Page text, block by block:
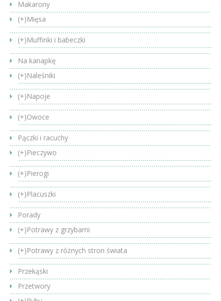
Makarony
(+)Mięsa
(+)Muffinki i babeczki
Na kanapkę
(+)Naleśniki
(+)Napoje
(+)Owoce
Pączki i racuchy
(+)Pieczywo
(+)Pierogi
(+)Placuszki
Porady
(+)Potrawy z grzybami
(+)Potrawy z różnych stron świata
Przekąski
Przetwory